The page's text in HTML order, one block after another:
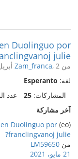
Duolinguo por
julie?
من Zam_franca, 2 أبريل، 2020
لغة: Esperanto
المشاركات: 25 عدد
آخر مشاركة
(eo)
Duolinguo por
franclingvanoj julie?
من LM59650
21 مايو، 2021